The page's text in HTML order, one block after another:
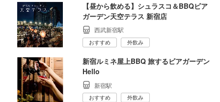
【昼から飲める】シュラスコ＆BBQビア
ガーデン天空テラス 新宿店
西武新宿駅
おすすめ 外飲み
新宿ルミネ屋上BBQ 旅するビアガーデン
Hello
新宿駅
おすすめ 外飲み